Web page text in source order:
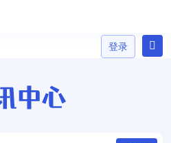
登录